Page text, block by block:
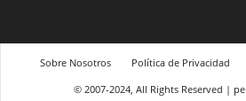
Sobre Nosotros Política de Privacidad
© 2007-2024, All Rights Reserved |